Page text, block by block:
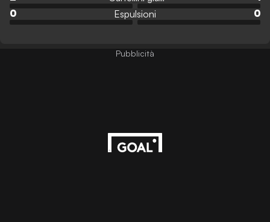
0
Espulsioni 0
Pubblicità